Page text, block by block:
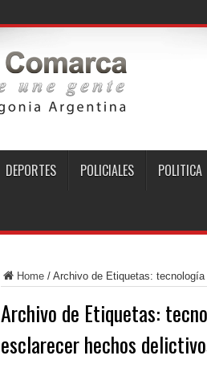
DEPORTES POLICIALES POLITICA
Home/ Archivo de Etiquetas:
Archivo de Etiquetas:
esclarecer hechos